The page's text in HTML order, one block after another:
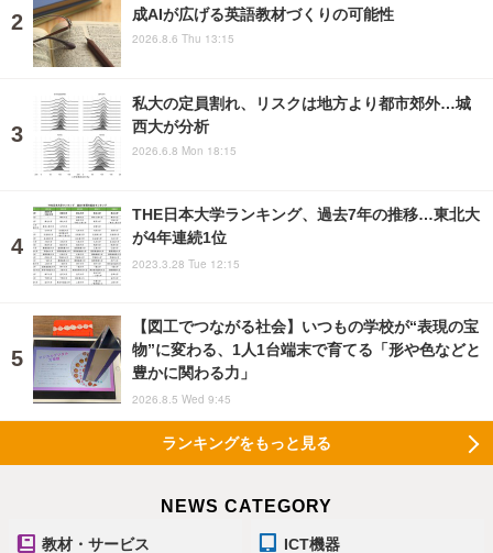
成AIが広げる英語教材づくりの可能性
2026.8.6 Thu 13:15
私大の定員割れ、リスクは地方より都市郊外…城
西大が分析
2026.6.8 Mon 18:15
THE日本大学ランキング、過去7年の推移…東北大
が4年連続1位
2023.3.28 Tue 12:15
【図工でつながる社会】いつもの学校が“表現の宝
物”に変わる、1人1台端末で育てる「形や色などと
豊かに関わる力」
2026.8.5 Wed 9:45
ランキングをもっと見る
NEWS CATEGORY
教材・サービス ICT機器